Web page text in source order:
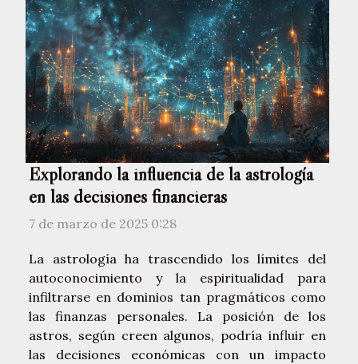
Explorando la influencia de la astrología
en las decisiones financieras
7 de marzo de 2025 0:28
La astrología ha trascendido los límites del
autoconocimiento y la espiritualidad para
infiltrarse en dominios tan pragmáticos como
las finanzas personales. La posición de los
astros, según creen algunos, podría influir en
las decisiones económicas con un impacto